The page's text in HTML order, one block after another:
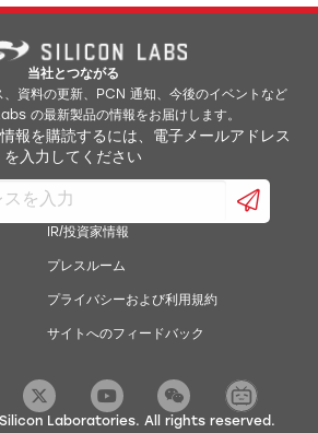
当社とつながる
資料の更新、PCN 通知、今後のイベントなど
の最新製品の情報をお届けします。
報を購読するには、電子メールアドレス
を入力してください
IR/投資家情報
プレスルーム
プライバシーおよび利用規約
サイトへのフィードバック
Silicon Laboratories. All rights reserved.